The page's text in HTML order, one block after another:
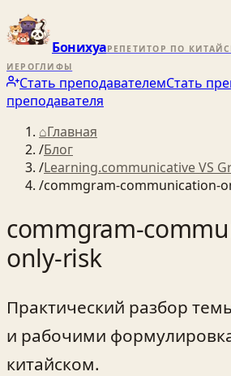
БонихуаРЕПЕТИТОР ПО
ИЕРОГЛИФЫ
Стать преподавателемСтать
преподавателя
⌂Главная
/Блог
/Learning.communicative VS
/commgram-communication-
commgram-
only-risk
Практический разбор
и рабочими
китайском.